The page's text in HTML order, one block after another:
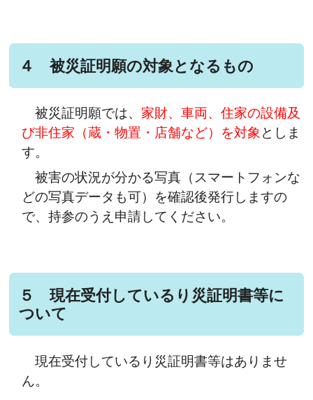
４ 被災証明願の対象となるもの
被災証明願では、 家財、車両、住家の設備及
び非住家（蔵・物置・店舗など）を対象としま
す。
被害の状況が分かる写真（スマートフォンな
どの写真データも可）を確認後発行しますの
で、持参のうえ申請してください。
５ 現在受付しているり災証明書等に
ついて
現在受付しているり災証明書等はありませ
ん。